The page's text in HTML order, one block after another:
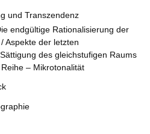
und Transzendenz
endgültige Rationalisierung der
Aspekte der letzten
des gleichstufigen Raums
– Mikrotonalität